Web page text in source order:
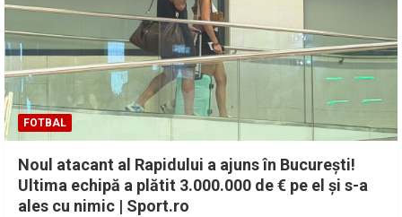
FOTBAL
Noul atacant al Rapidului a ajuns în București!
Ultima echipă a plătit 3.000.000 de € pe el și s-a
ales cu nimic | Sport.ro